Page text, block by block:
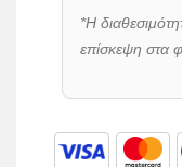
*Η
επίσκεψη στα